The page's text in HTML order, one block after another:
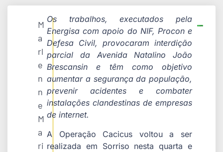
M
a
rl
e
n
n
e
M
a
ri
Os trabalhos, executados pela
Energisa com apoio do NIF, Procon e
Defesa Civil, provocaram interdição
parcial da Avenida Natalino João
Brescansin e têm como objetivo
aumentar a segurança da população,
prevenir acidentes e combater
instalações clandestinas de empresas
de internet.
A Operação Cacicus voltou a ser
realizada em Sorriso nesta quarta e